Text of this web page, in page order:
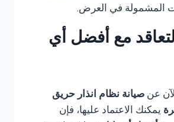
المشمولة في العرض.
مع أفضل أي
عن صيانة نظام انذار حريق
يمكنك الاعتماد عليها، فإن